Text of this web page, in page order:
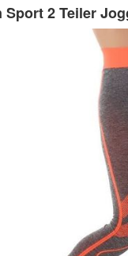
Sport 2 Teiler